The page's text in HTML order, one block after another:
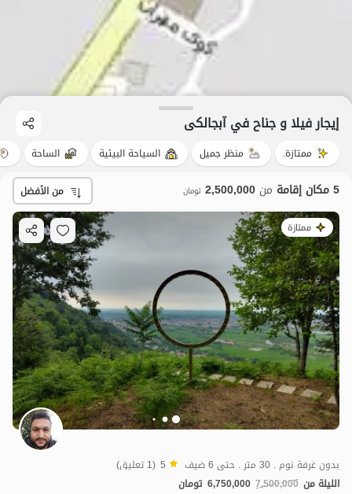
إيجار فيلا و جناح في آبجالکی
ممتازة. منظر جميل السياحة البيئية الساحة
5 مكان إقامة من 2,500,000 تومان من الأفضل
ممتازة
بدون غرفة نوم . 30 متر . حتى 6 ضيف 5 (1 تعليق)
الليلة من 7,500,000
6,750,000 تومان